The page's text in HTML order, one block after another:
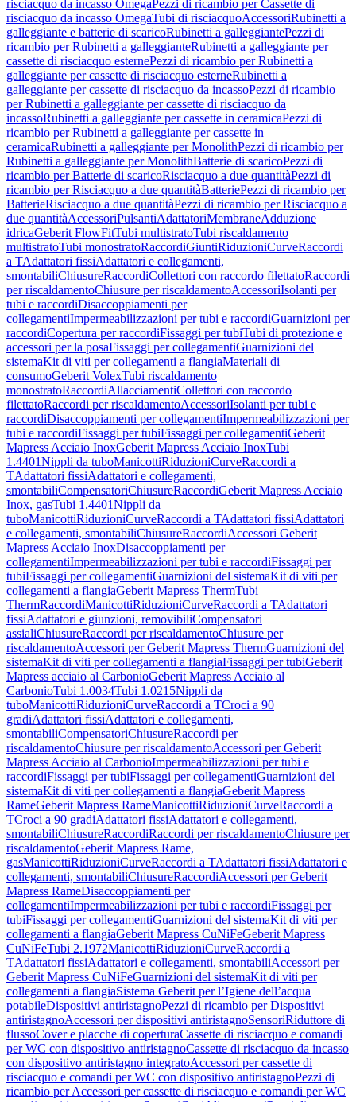
risciacquo da incasso OmegaPezzi di ricambio per Cassette di
risciacquo da incasso OmegaTubi di risciacquoAccessoriRubinetti a
galleggiante e batterie di scaricoRubinetti a galleggiantePezzi di
ricambio per Rubinetti a galleggianteRubinetti a galleggiante per
cassette di risciacquo esternePezzi di ricambio per Rubinetti a
galleggiante per cassette di risciacquo esterneRubinetti a
galleggiante per cassette di risciacquo da incassoPezzi di ricambio
per Rubinetti a galleggiante per cassette di risciacquo da
incassoRubinetti a galleggiante per cassette in ceramicaPezzi di
ricambio per Rubinetti a galleggiante per cassette in
ceramicaRubinetti a galleggiante per MonolithPezzi di ricambio per
Rubinetti a galleggiante per MonolithBatterie di scaricoPezzi di
ricambio per Batterie di scaricoRisciacquo a due quantitàPezzi di
ricambio per Risciacquo a due quantitàBatteriePezzi di ricambio per
BatterieRisciacquo a due quantitàPezzi di ricambio per Risciacquo a
due quantitàAccessoriPulsantiAdattatoriMembraneAdduzione
idricaGeberit FlowFitTubi multistratoTubi riscaldamento
multistratoTubi monostratoRaccordiGiuntiRiduzioniCurveRaccordi
a TAdattatori fissiAdattatori e collegamenti,
smontabiliChiusureRaccordiCollettori con raccordo filettatoRaccordi
per riscaldamentoChiusure per riscaldamentoAccessoriIsolanti per
tubi e raccordiDisaccoppiamenti per
collegamentiImpermeabilizzazioni per tubi e raccordiGuarnizioni per
raccordiCopertura per raccordiFissaggi per tubiTubi di protezione e
accessori per la posaFissaggi per collegamentiGuarnizioni del
sistemaKit di viti per collegamenti a flangiaMateriali di
consumoGeberit VolexTubi riscaldamento
monostratoRaccordiAllacciamentiCollettori con raccordo
filettatoRaccordi per riscaldamentoAccessoriIsolanti per tubi e
raccordiDisaccoppiamenti per collegamentiImpermeabilizzazioni per
tubi e raccordiFissaggi per tubiFissaggi per collegamentiGeberit
Mapress Acciaio InoxGeberit Mapress Acciaio InoxTubi
1.4401Nippli da tuboManicottiRiduzioniCurveRaccordi a
TAdattatori fissiAdattatori e collegamenti,
smontabiliCompensatoriChiusureRaccordiGeberit Mapress Acciaio
Inox, gasTubi 1.4401Nippli da
tuboManicottiRiduzioniCurveRaccordi a TAdattatori fissiAdattatori
e collegamenti, smontabiliChiusureRaccordiAccessori Geberit
Mapress Acciaio InoxDisaccoppiamenti per
collegamentiImpermeabilizzazioni per tubi e raccordiFissaggi per
tubiFissaggi per collegamentiGuarnizioni del sistemaKit di viti per
collegamenti a flangiaGeberit Mapress ThermTubi
ThermRaccordiManicottiRiduzioniCurveRaccordi a TAdattatori
fissiAdattatori e giunzioni, removibiliCompensatori
assialiChiusureRaccordi per riscaldamentoChiusure per
riscaldamentoAccessori per Geberit Mapress ThermGuarnizioni del
sistemaKit di viti per collegamenti a flangiaFissaggi per tubiGeberit
Mapress acciaio al CarbonioGeberit Mapress Acciaio al
CarbonioTubi 1.0034Tubi 1.0215Nippli da
tuboManicottiRiduzioniCurveRaccordi a TCroci a 90
gradiAdattatori fissiAdattatori e collegamenti,
smontabiliCompensatoriChiusureRaccordi per
riscaldamentoChiusure per riscaldamentoAccessori per Geberit
Mapress Acciaio al CarbonioImpermeabilizzazioni per tubi e
raccordiFissaggi per tubiFissaggi per collegamentiGuarnizioni del
sistemaKit di viti per collegamenti a flangiaGeberit Mapress
RameGeberit Mapress RameManicottiRiduzioniCurveRaccordi a
TCroci a 90 gradiAdattatori fissiAdattatori e collegamenti,
smontabiliChiusureRaccordiRaccordi per riscaldamentoChiusure per
riscaldamentoGeberit Mapress Rame,
gasManicottiRiduzioniCurveRaccordi a TAdattatori fissiAdattatori e
collegamenti, smontabiliChiusureRaccordiAccessori per Geberit
Mapress RameDisaccoppiamenti per
collegamentiImpermeabilizzazioni per tubi e raccordiFissaggi per
tubiFissaggi per collegamentiGuarnizioni del sistemaKit di viti per
collegamenti a flangiaGeberit Mapress CuNiFeGeberit Mapress
CuNiFeTubi 2.1972ManicottiRiduzioniCurveRaccordi a
TAdattatori fissiAdattatori e collegamenti, smontabiliAccessori per
Geberit Mapress CuNiFeGuarnizioni del sistemaKit di viti per
collegamenti a flangiaSistema Geberit per l’Igiene dell’acqua
potabileDispositivi antiristagnoPezzi di ricambio per Dispositivi
antiristagnoAccessori per dispositivi antiristagnoSensoriRiduttore di
flussoCover e placche di coperturaCassette di risciacquo e comandi
per WC con dispositivo antiristagnoCassette di risciacquo da incasso
con dispositivo antiristagno integratoAccessori per cassette di
risciacquo e comandi per WC con dispositivo antiristagnoPezzi di
ricambio per Accessori per cassette di risciacquo e comandi per WC